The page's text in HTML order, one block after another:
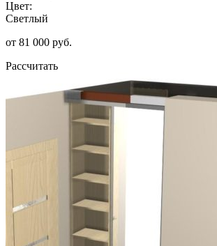
Цвет:
Светлый
от 81 000 руб.
Рассчитать